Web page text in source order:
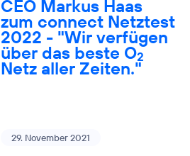
CEO Markus Haas
zum connect Netztest
2022 - "Wir verfügen
über das beste O2
Netz aller Zeiten."
29. November 2021